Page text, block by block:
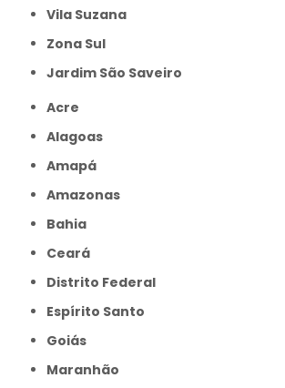
Vila Suzana
Zona Sul
jardim São Saveiro
Acre
Alagoas
Amapá
Amazonas
Bahia
Ceará
Distrito Federal
Espírito Santo
Goiás
Maranhão